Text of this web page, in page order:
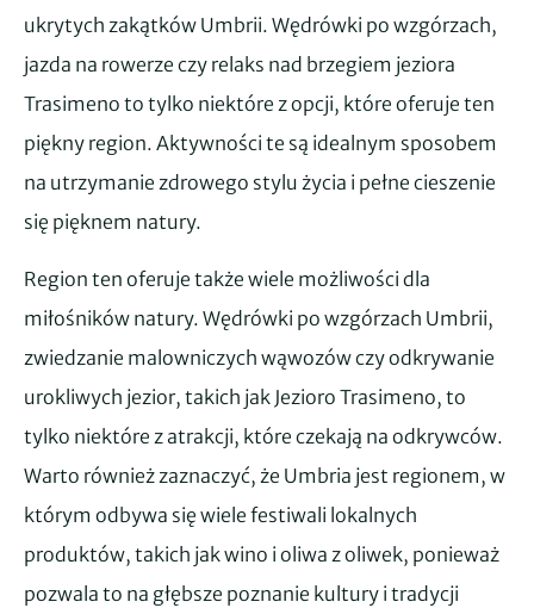
ukrytych zakątków Umbrii. Wędrówki po wzgórzach,
jazda na rowerze czy relaks nad brzegiem jeziora
Trasimeno to tylko niektóre z opcji, które oferuje ten
piękny region. Aktywności te są idealnym sposobem
na utrzymanie zdrowego stylu życia i pełne cieszenie
się pięknem natury.
Region ten oferuje także wiele możliwości dla
miłośników natury. Wędrówki po wzgórzach Umbrii,
zwiedzanie malowniczych wąwozów czy odkrywanie
urokliwych jezior, takich jak Jezioro Trasimeno, to
tylko niektóre z atrakcji, które czekają na odkrywców.
Warto również zaznaczyć, że Umbria jest regionem, w
którym odbywa się wiele festiwali lokalnych
produktów, takich jak wino i oliwa z oliwek, ponieważ
pozwala to na głębsze poznanie kultury i tradycji